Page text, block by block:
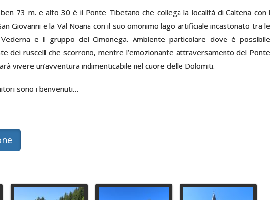
73 m. e alto 30 è il Ponte Tibetano che collega la località di Caltena con i
Giovanni e la Val Noana con il suo omonimo lago artificiale incastonato tra le
e il gruppo del Cimonega. Ambiente particolare dove è possibile
dei ruscelli che scorrono, mentre l’emozionante attraversamento del Ponte
vivere un’avventura indimenticabile nel cuore delle Dolomiti.
sono i benvenuti…